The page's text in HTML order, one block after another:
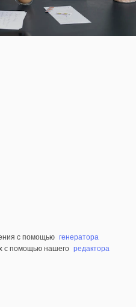
с помощью генератора
с помощью нашего редактора